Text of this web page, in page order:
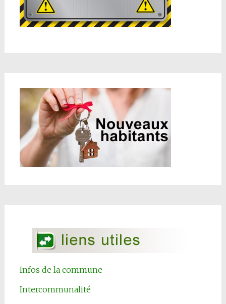
Infos de la commune
Intercommunalité